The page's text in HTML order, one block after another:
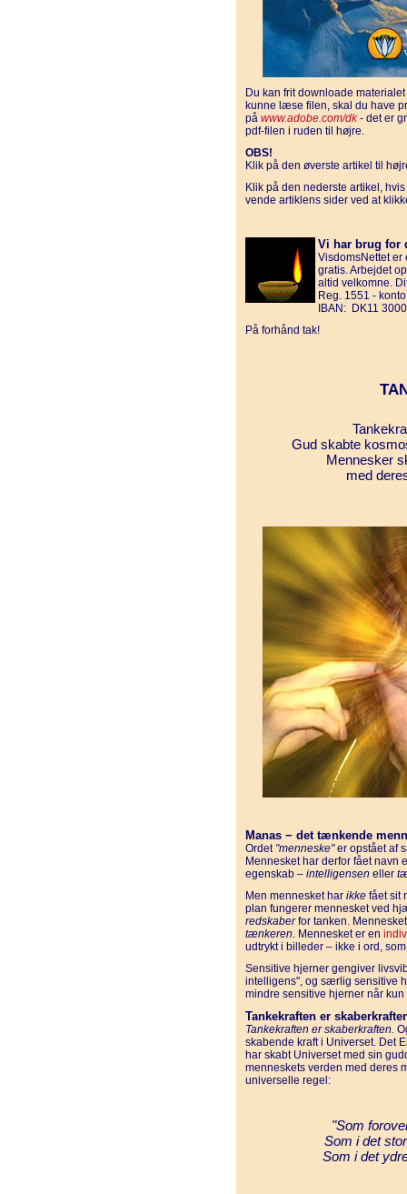
Du kan frit downloade materialet
kunne læse filen, skal du have
på www.adobe.com/dk- det er
pdf-filen i ruden til højre.
OBS!
Klik på den øverste artikel til
Klik på den nederste artikel,
vende artiklens sider ved at
Vi har brug for
VisdomsNettet er
gratis. Arbejdet
altid velkomne.
Reg. 1551 -
IBAN: DK11
På forhånd tak!
Gud skabte
Mennesker
med
Manas − det tænkende
Ordet "menneske"er opstået af
Mennesket har derfor fået navn
egenskab – intelligensen eller
Men mennesket har ikke fået sit
plan fungerer mennesket ved
redskaberfor tanken.
tænkeren. Mennesket er en
udtrykt i billeder – ikke i ord,
Sensitive hjerner gengiver
intelligens", og særlig sensitive
mindre sensitive hjerner når
Tankekraften er
Tankekraften er skaberkraften.
skabende kraft i Universet. Det
har skabt Universet med sin
menneskets verden med deres
universelle regel:
"Som
Som i det
Som i det